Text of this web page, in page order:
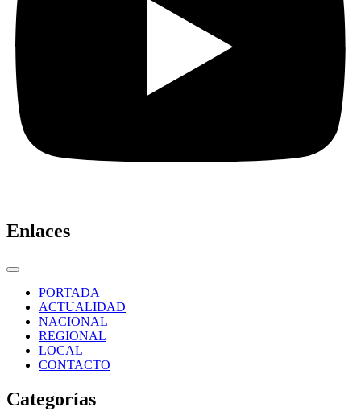
Enlaces
PORTADA
ACTUALIDAD
NACIONAL
REGIONAL
LOCAL
CONTACTO
Categorías